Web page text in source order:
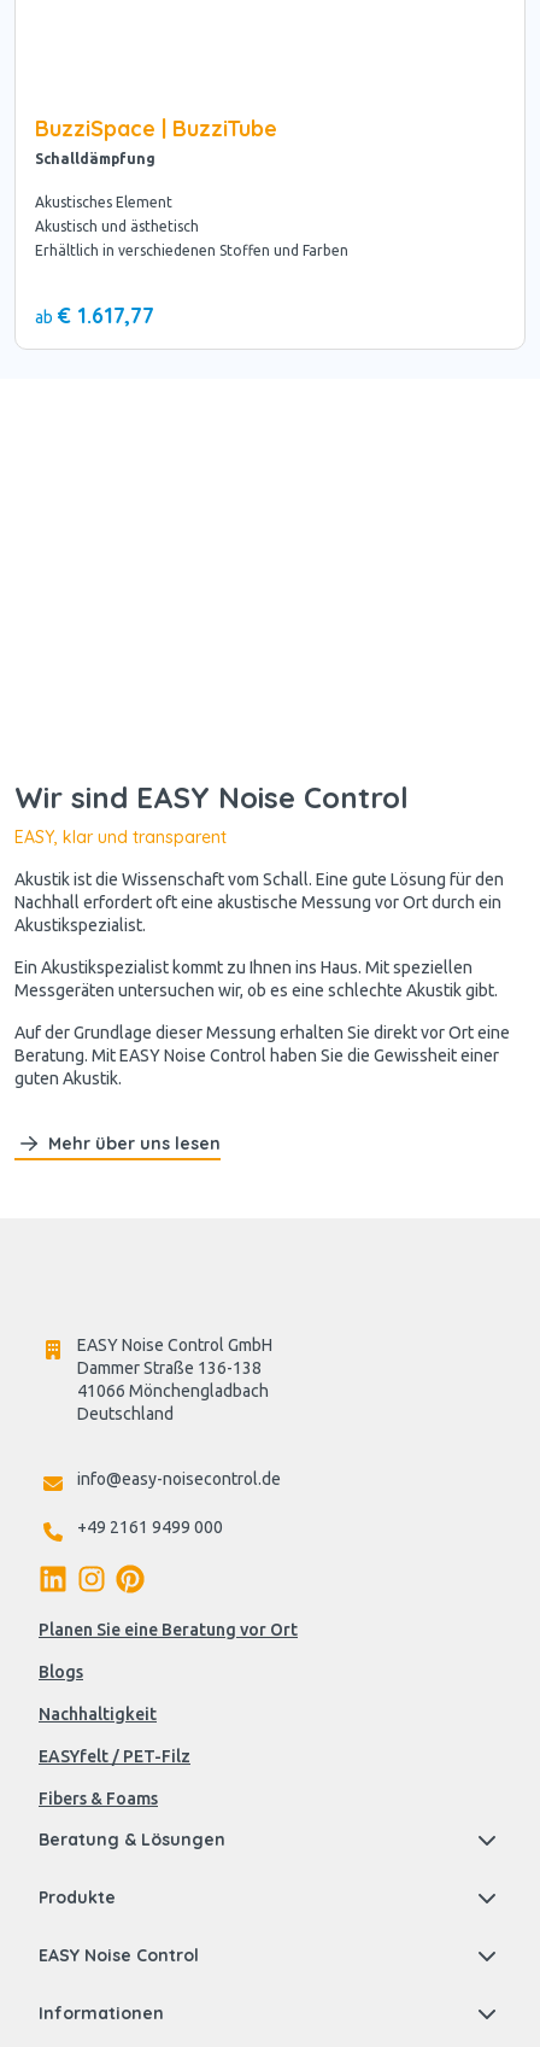
BuzziSpace | BuzziTube
Schalldämpfung
Akustisches Element
Akustisch und ästhetisch
Erhältlich in verschiedenen Stoffen und Farben
ab € 1.617,77
Wir sind EASY Noise Control
EASY, klar und transparent
Akustik ist die Wissenschaft vom Schall. Eine gute Lösung für den
Nachhall erfordert oft eine akustische Messung vor Ort durch ein
Akustikspezialist.
Ein Akustikspezialist kommt zu Ihnen ins Haus. Mit speziellen
Messgeräten untersuchen wir, ob es eine schlechte Akustik gibt.
Auf der Grundlage dieser Messung erhalten Sie direkt vor Ort eine
Beratung. Mit EASY Noise Control haben Sie die Gewissheit einer
guten Akustik.
Mehr über uns lesen
EASY Noise Control GmbH
Dammer Straße 136-138
41066 Mönchengladbach
Deutschland
info@easy-noisecontrol.de
+49 2161 9499 000
Planen Sie eine Beratung vor Ort
Blogs
Nachhaltigkeit
EASYfelt / PET-Filz
Fibers & Foams
Beratung & Lösungen
Produkte
EASY Noise Control
Informationen